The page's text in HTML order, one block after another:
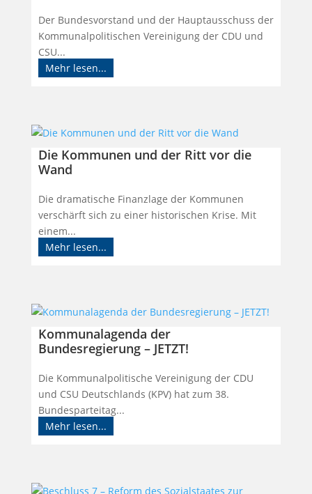
Der Bundesvorstand und der Hauptausschuss der
Kommunalpolitischen Vereinigung der CDU und
CSU...
Mehr lesen...
Die Kommunen und der Ritt vor die
Wand
Die dramatische Finanzlage der Kommunen
verschärft sich zu einer historischen Krise. Mit
einem...
Mehr lesen...
Kommunalagenda der
Bundesregierung – JETZT!
Die Kommunalpolitische Vereinigung der CDU
und CSU Deutschlands (KPV) hat zum 38.
Bundesparteitag...
Mehr lesen...